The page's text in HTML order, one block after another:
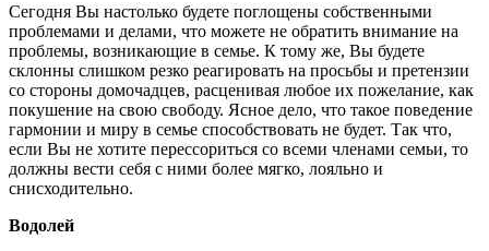
Сегодня Вы настолько будете поглощены собственными
проблемами и делами, что можете не обратить внимание на
проблемы, возникающие в семье. К тому же, Вы будете
склонны слишком резко реагировать на просьбы и претензии
со стороны домочадцев, расценивая любое их пожелание, как
покушение на свою свободу. Ясное дело, что такое поведение
гармонии и миру в семье способствовать не будет. Так что,
если Вы не хотите перессориться со всеми членами семьи, то
должны вести себя с ними более мягко, лояльно и
снисходительно.
Водолей